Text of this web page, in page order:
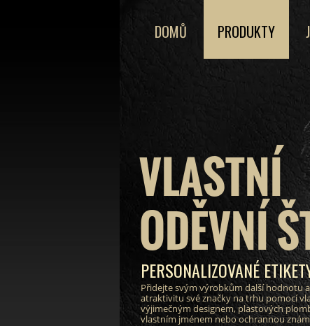
VLASTNÍ
ODĚVNÍ
PERSONALIZOVANÉ
Přidejte svým výrobkům další hodnotu
atraktivitu své značky na trhu pomocí
výjimečným designem, plastových
vlastním jménem nebo ochrannou
DOMŮ PRODUKTY